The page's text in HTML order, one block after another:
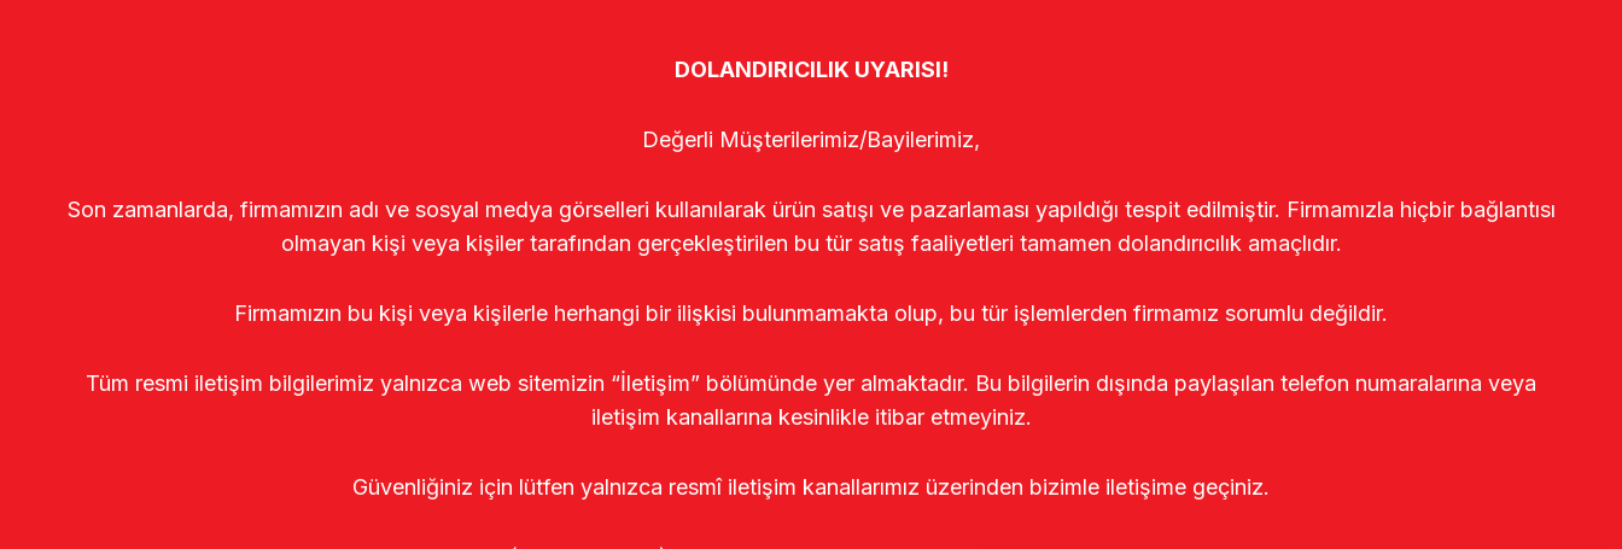
DOLANDIRICILIK UYARISI!
Değerli Müşterilerimiz/Bayilerimiz,
Son zamanlarda, firmamızın adı ve sosyal medya görselleri kullanılarak ürün satışı ve pazarlaması yapıldığı tespit edilmiştir. Firmamızla hiçbir bağlantısı
olmayan kişi veya kişiler tarafından gerçekleştirilen bu tür satış faaliyetleri tamamen dolandırıcılık amaçlıdır.
Firmamızın bu kişi veya kişilerle herhangi bir ilişkisi bulunmamakta olup, bu tür işlemlerden firmamız sorumlu değildir.
Tüm resmi iletişim bilgilerimiz yalnızca web sitemizin “İletişim” bölümünde yer almaktadır. Bu bilgilerin dışında paylaşılan telefon numaralarına veya
iletişim kanallarına kesinlikle itibar etmeyiniz.
Güvenliğiniz için lütfen yalnızca resmî iletişim kanallarımız üzerinden bizimle iletişime geçiniz.